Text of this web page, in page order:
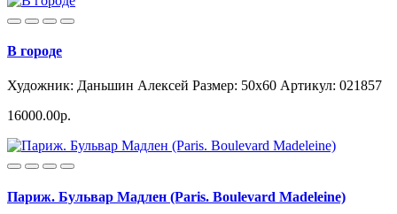
В городе
Художник: Даньшин Алексей Размер: 50x60 Артикул: 021857
16000.00р.
Париж. Бульвар Мадлен (Paris. Boulevard Madeleine)